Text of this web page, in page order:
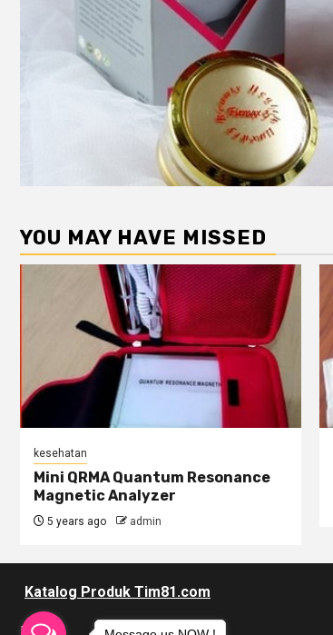
YOU MAY HAVE MISSED
kesehatan
Mini QRMA Quantum Resonance
Magnetic Analyzer
5 years ago admin
Katalog Produk Tim81.com